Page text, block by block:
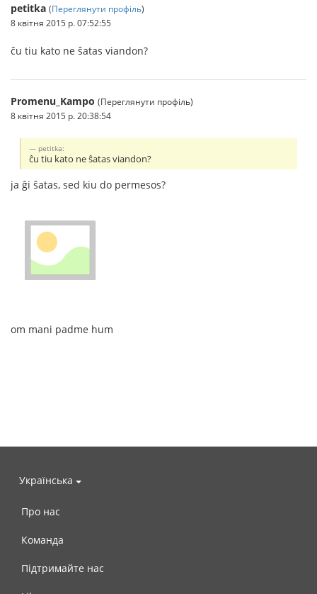
petitka (Переглянути профіль)
8 квітня 2015 р. 07:52:55
ĉu tiu kato ne ŝatas viandon?
Promenu_Kampo (Переглянути профіль)
8 квітня 2015 р. 20:38:54
petitka:
ĉu tiu kato ne ŝatas viandon?
ja ĝi ŝatas, sed kiu do permesos?
om mani padme hum
Українська
Про нас
Команда
Підтримайте нас